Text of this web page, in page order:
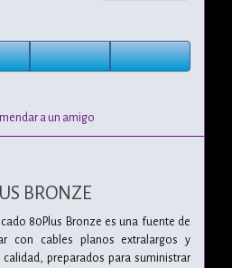
a un amigo
BRONZE
80Plus Bronze es una fuente de
con cables planos extralargos y
preparados para suministrar